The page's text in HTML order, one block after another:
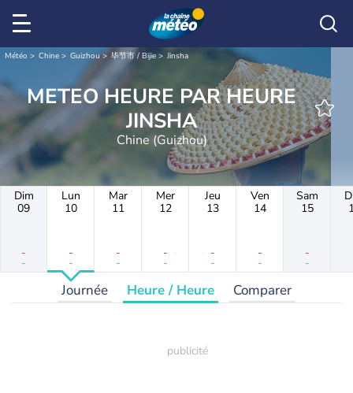
Météo Chine Guizhou 毕节市 / Bijie Jinsha
METEO HEURE PAR HEURE
JINSHA
Chine (Guizhou)
Dim
09
-
-
Lun
10
-
-
Mar
11
-
-
Mer
12
-
-
Jeu
13
-
-
Ven
14
-
-
Sam
15
-
-
Journée Heure / Heure Comparer